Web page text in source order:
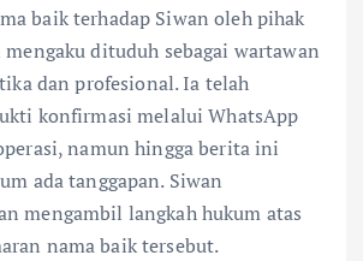
baik terhadap Siwan oleh pihak
mengaku dituduh sebagai wartawan
dan profesional. Ia telah
konfirmasi melalui WhatsApp
namun hingga berita ini
ada tanggapan. Siwan
mengambil langkah hukum atas
nama baik tersebut.